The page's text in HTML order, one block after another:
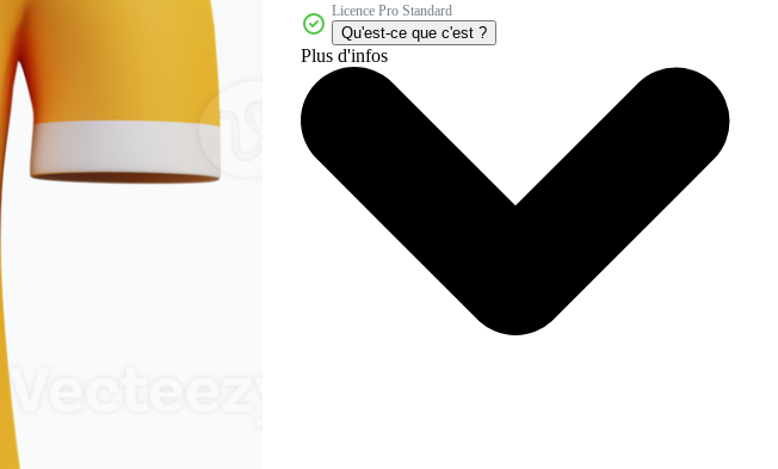
Licence Pro Standard
Qu'est-ce que c'est ?
Plus d'infos